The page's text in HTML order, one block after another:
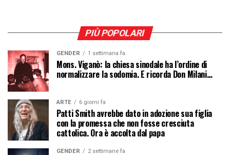
PIÙ POPOLARI
GENDER 1 settimana fa
Mons. Viganò: la chiesa sinodale ha l’ordine di
normalizzare la sodomia. E ricorda Don Milani…
ARTE 6 giorni fa
Patti Smith avrebbe dato in adozione sua figlia
con la promessa che non fosse cresciuta
cattolica. Ora è accolta dal papa
GENDER 2 settimane fa